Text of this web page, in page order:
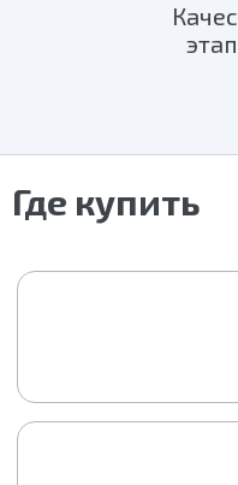
Где купить